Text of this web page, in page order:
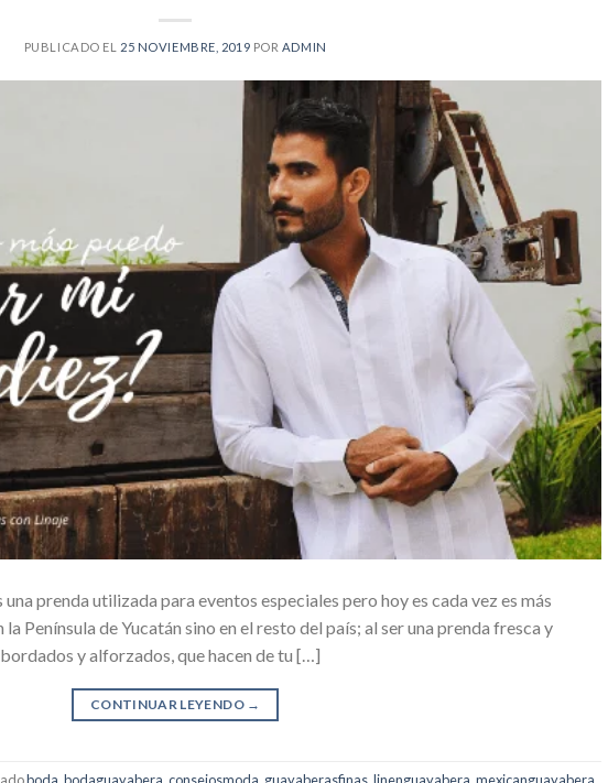
PUBLICADO EL 25 NOVIEMBRE, 2019 POR ADMIN
prenda utilizada para eventos especiales pero hoy es cada vez es más
Península de Yucatán sino en el resto del país; al ser una prenda fresca y
y alforzados, que hacen de tu […]
CONTINUAR LEYENDO →